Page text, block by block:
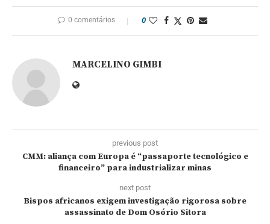
0 comentários 0
MARCELINO GIMBI
previous post
CMM: aliança com Europa é “passaporte tecnológico e
financeiro” para industrializar minas
next post
Bispos africanos exigem investigação rigorosa sobre
assassinato de Dom Osório Sitora